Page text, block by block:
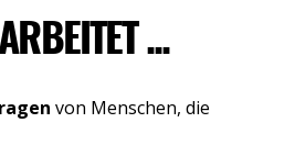
...
von Menschen, die